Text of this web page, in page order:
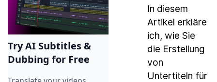
Try AI Subtitles &
Dubbing for Free
In diesem
Artikel erkläre
ich, wie Sie
die Erstellung
von
Untertiteln für